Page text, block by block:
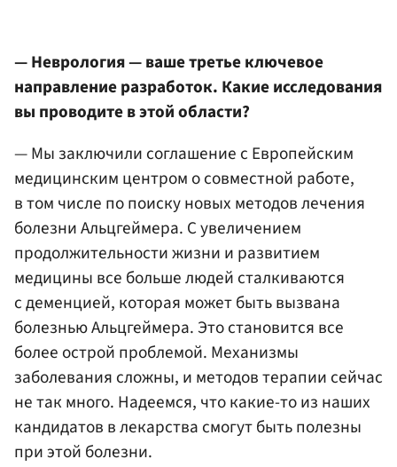
— Неврология — ваше третье ключевое
направление разработок. Какие исследования
вы проводите в этой области?
— Мы заключили соглашение с Европейским
медицинским центром о совместной работе,
в том числе по поиску новых методов лечения
болезни Альцгеймера. С увеличением
продолжительности жизни и развитием
медицины все больше людей сталкиваются
с деменцией, которая может быть вызвана
болезнью Альцгеймера. Это становится все
более острой проблемой. Механизмы
заболевания сложны, и методов терапии сейчас
не так много. Надеемся, что какие-то из наших
кандидатов в лекарства смогут быть полезны
при этой болезни.